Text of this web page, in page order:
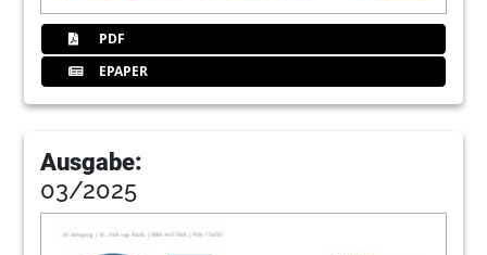
PDF
EPAPER
Ausgabe:
03/2025